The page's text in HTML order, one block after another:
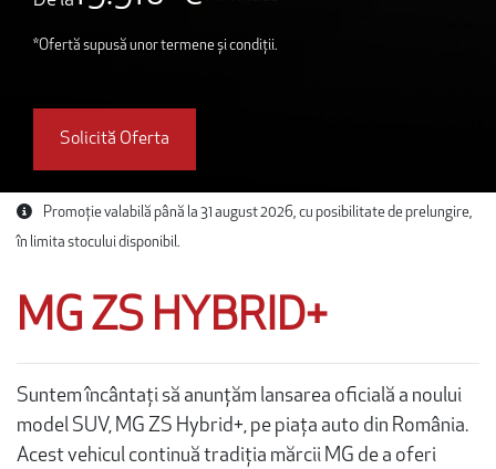
*Ofertă supusă unor termene și condiții.
Solicită Oferta
Promoție valabilă până la 31 august 2026, cu posibilitate de prelungire,
în limita stocului disponibil.
MG ZS HYBRID+
Suntem încântați să anunțăm lansarea oficială a noului
model SUV, MG ZS Hybrid+, pe piața auto din România.
Acest vehicul continuă tradiția mărcii MG de a oferi